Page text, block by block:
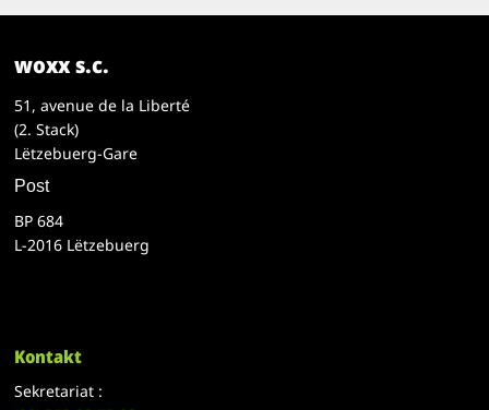
woxx s.c.
51, avenue de la Liberté
(2. Stack)
Lëtzebuerg-Gare
Post
BP 684
L-2016 Lëtzebuerg
Kontakt
Sekretariat :